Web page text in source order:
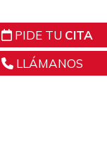
PIDE TU CITA
LLÁMANOS